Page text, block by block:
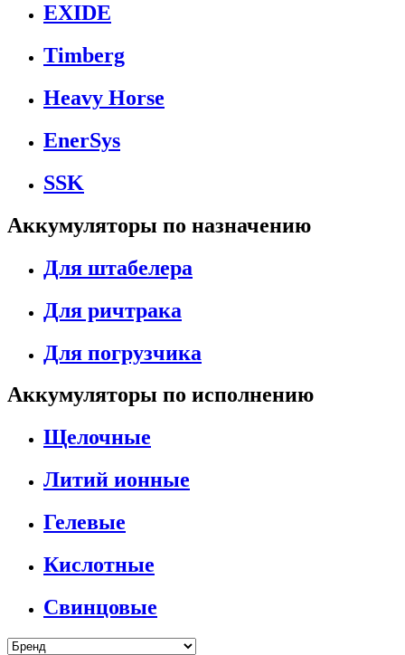
EXIDE
Timberg
Heavy Horse
EnerSys
SSK
Аккумуляторы по назначению
Для штабелера
Для ричтрака
Для погрузчика
Аккумуляторы по исполнению
Щелочные
Литий ионные
Гелевые
Кислотные
Свинцовые